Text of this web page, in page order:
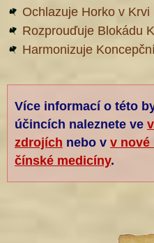
Ochlazuje Horko v Krvi
Rozprouďuje Blokádu
Harmonizuje
Více informací o této
účincích naleznete ve
zdrojích nebo v v nové
čínské medicíny.